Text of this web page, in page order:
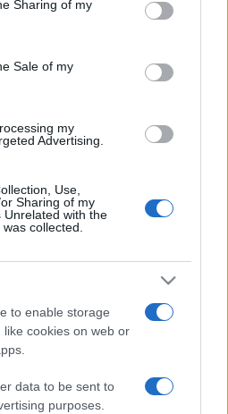
behaviour. You may click to
and its third-party tags to
purposes in below Google
Sharing of my
Sale of my
my
Advertising.
Use,
Sharing of my
Unrelated with the
collected.
to enable storage
cookies on web or
data to be sent to
purposes.
filmet akart forgatni
hangulatát szerette volna
volt számára Zsizska
férfira, mindegy, hogy jó vagy
fogva azt mondtam
kell állnia a háttérben” –
úgy ajánlotta a huszita
az minden
Hozzátette, hogy az ukrajnai
a film egy másik dimenziót is